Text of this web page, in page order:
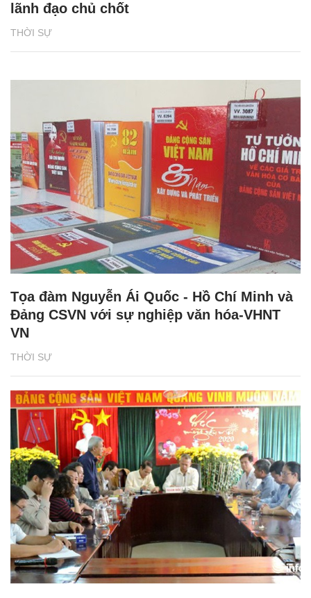
THỜI SỰ
lãnh đạo chủ chốt
THỜI SỰ
Tọa đàm Nguyễn Ái Quốc - Hồ Chí Minh và
Đảng CSVN với sự nghiệp văn hóa-VHNT
VN